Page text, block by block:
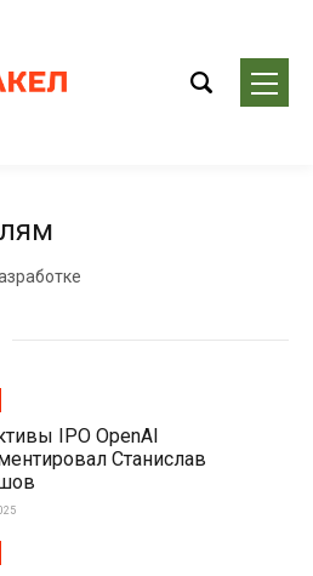
IPO OpenAI
Станислав